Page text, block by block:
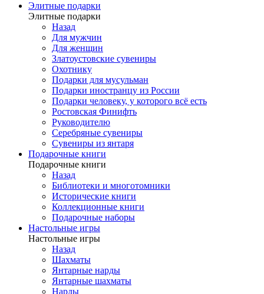
Элитные подарки
Элитные подарки
Назад
Для мужчин
Для женщин
Златоустовские сувениры
Охотнику
Подарки для мусульман
Подарки иностранцу из России
Подарки человеку, у которого всё есть
Ростовская Финифть
Руководителю
Серебряные сувениры
Сувениры из янтаря
Подарочные книги
Подарочные книги
Назад
Библиотеки и многотомники
Исторические книги
Коллекционные книги
Подарочные наборы
Настольные игры
Настольные игры
Назад
Шахматы
Янтарные нарды
Янтарные шахматы
Нарды